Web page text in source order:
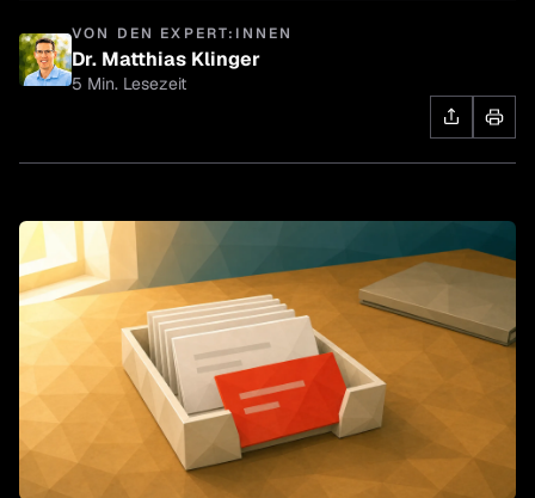
VON DEN EXPERT:INNEN
Dr. Matthias Klinger
5 Min. Lesezeit